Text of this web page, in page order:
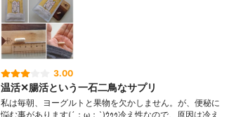
3.00
温活✕腸活という一石二鳥なサプリ
私は毎朝、ヨーグルトと果物を欠かしません。が、便秘に
悩む事があります(´；ω；`)ｳｩｩ冷え性なので、原因は冷え